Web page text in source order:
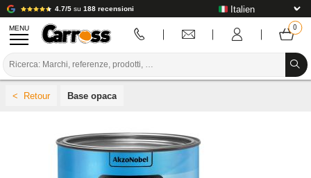
4.7/5 su 188 recensioni
MENU
PREPARAZIONE / VERNICIATURA / RIFINITURA
Base opaca